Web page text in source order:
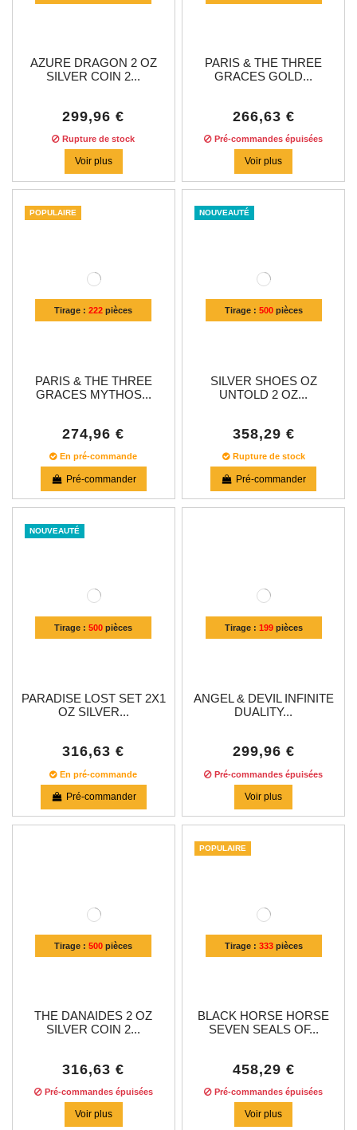
AZURE DRAGON 2 OZ
SILVER COIN 2...
299,96 €
Rupture de stock
Voir plus
PARIS & THE THREE
GRACES GOLD...
266,63 €
Pré-commandes épuisées
Voir plus
Tirage :222 pièces
POPULAIRE
PARIS & THE THREE
GRACES MYTHOS...
274,96 €
En pré-commande
Pré-commander
Tirage : 500pièces
NOUVEAUTÉ
SILVER SHOES OZ
UNTOLD 2 OZ...
358,29 €
Rupture de stock
Pré-commander
Tirage :500 pièces
NOUVEAUTÉ
PARADISE LOST SET 2X1
OZ SILVER...
316,63 €
En pré-commande
Pré-commander
Tirage : 199pièces
ANGEL & DEVIL INFINITE
DUALITY...
299,96 €
Pré-commandes épuisées
Voir plus
Tirage :500 pièces
THE DANAIDES 2 OZ
SILVER COIN 2...
316,63 €
Pré-commandes épuisées
Voir plus
Tirage : 333pièces
POPULAIRE
BLACK HORSE HORSE
SEVEN SEALS OF...
458,29 €
Pré-commandes épuisées
Voir plus